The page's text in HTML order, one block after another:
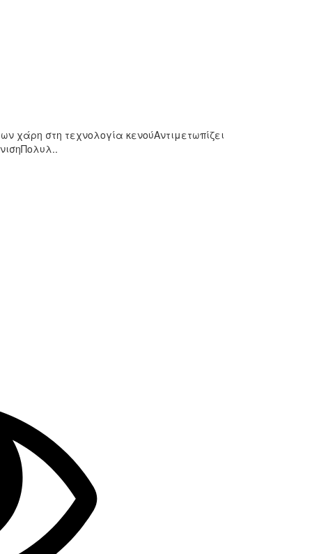
χάρη στη τεχνολογία κενούΑντιμετωπίζει